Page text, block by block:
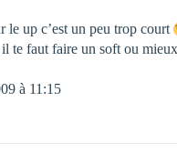
le up c’est un peu trop court
te faut faire un soft ou
à 11:15